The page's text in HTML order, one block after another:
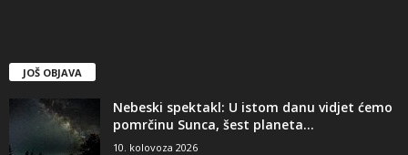
JOŠ OBJAVA
Nebeski spektakl: U istom danu vidjet ćemo
pomrčinu Sunca, šest planeta...
10. kolovoza 2026